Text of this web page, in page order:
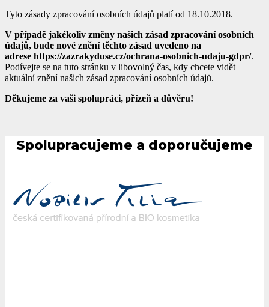
Tyto zásady zpracování osobních údajů platí od 18.10.2018.
V případě jakékoliv změny našich zásad zpracování osobních
údajů, bude nové znění těchto zásad uvedeno na
adrese https://zazrakyduse.cz/ochrana-osobnich-udaju-gdpr/.
Podívejte se na tuto stránku v libovolný čas, kdy chcete vidět
aktuální znění našich zásad zpracování osobních údajů.
Děkujeme za vaši spolupráci, přízeň a důvěru!
Spolupracujeme a doporučujeme